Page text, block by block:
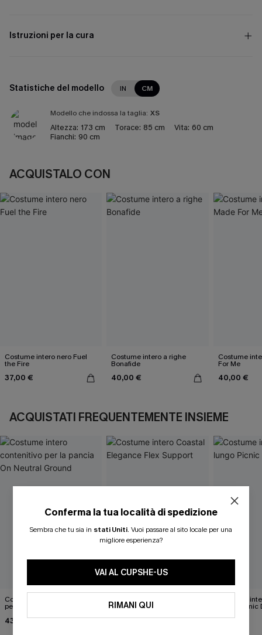
Istruzioni per la cura
Statistiche del modello IN CM
Modello che indossa la taglia: XS
Altezza: 173 cm Torace: 85 cm Vita: 60 cm
Fianchi: 90 cm
ACQUISTALO CON
Costume intero nero Fuel
the Fire
37,00 €
Costume intero a righe
Bonafide
40,00 €
Costume
For Me
40,00 €
ACQUISTATI FREQUENTEMENTE INSIEME
Costume intero contenitivo
per la pancia On Neutral
43,00 €
Elegance Flex Support
39,00 €
Costume
lungo Picnic
42,00 €
Conferma la tua località di spedizione
Sembra che tu sia in stati Uniti. Vuoi passare al sito locale per una
migliore esperienza?
VAI AL CUPSHE-US
RIMANI QUI